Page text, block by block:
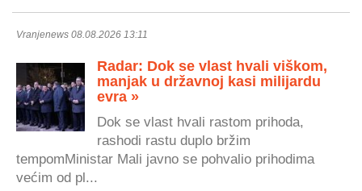
Vranjenews 08.08.2026 13:11
Radar: Dok se vlast hvali viškom,
manjak u državnoj kasi milijardu
evra »
Dok se vlast hvali rastom prihoda,
rashodi rastu duplo bržim
tempomMinistar Mali javno se pohvalio prihodima
većim od pl...